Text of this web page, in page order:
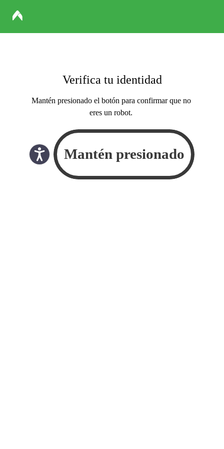
Verifica tu identidad
Mantén presionado el botón para confirmar que no
eres un robot.